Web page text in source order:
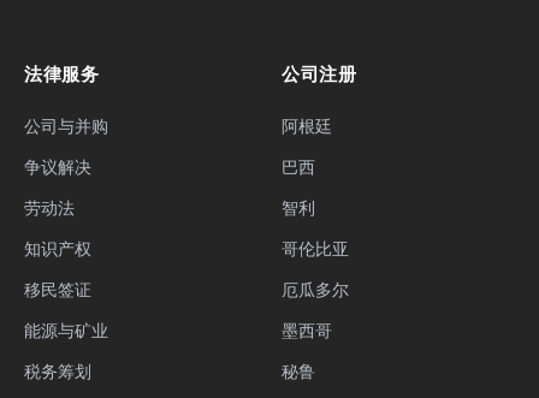
法律服务
公司与并购
争议解决
劳动法
知识产权
移民签证
能源与矿业
税务筹划
公司注册
阿根廷
巴西
智利
哥伦比亚
厄瓜多尔
墨西哥
秘鲁